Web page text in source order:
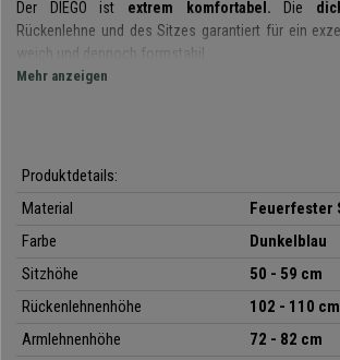
Der DIEGO ist extrem komfortabel. Die
Rückenlehne und des Sitzes garantiert für ein
weich und dennoch formstabil.
Es werden nur erstklassige Produkte für die
Stuhls verwendet.
Das stabile Fußkreuz kann
Stoffbezug
ist ebenfalls hochwertig. Er
Materialund ist sehr widerstandsfähig.
Sie haben hier den idealen Bürostuhl für die
Mehr anzeigen
Produktdetails:
Material
Feuerfester
Farbe
Dunkelblau
Sitzhöhe
50 - 59 cm
Rückenlehnenhöhe
102 - 110 cm
Armlehnenhöhe
72 - 82 cm